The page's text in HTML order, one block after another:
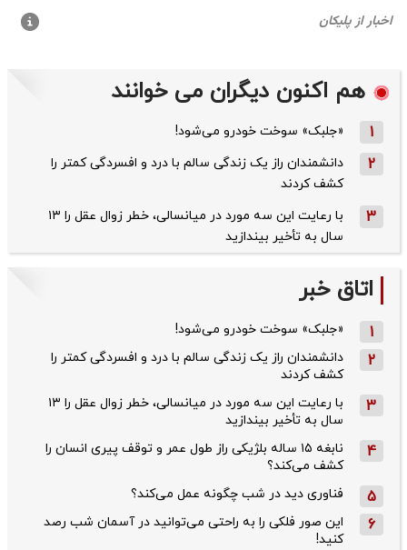
هم اکنون دیگران می خوانند
1 «جلبک» سوخت خودرو می‌شود!
2
دانشمندان راز یک زندگی سالم با درد و افسردگی کمتر را
کشف کردند
3
با رعایت این سه مورد در میانسالی، خطر زوال عقل را ۱۳
سال به تأخیر بیندازید
اتاق خبر
1 «جلبک» سوخت خودرو می‌شود!
2
دانشمندان راز یک زندگی سالم با درد و افسردگی کمتر را
کشف کردند
3
با رعایت این سه مورد در میانسالی، خطر زوال عقل را ۱۳
سال به تأخیر بیندازید
4
نابغه ۱۵ ساله بلژیکی راز طول عمر و توقف پیری انسان را
کشف می‌کند؟
5 فناوری دید در شب چگونه عمل می‌کند؟
6
این صور فلکی را به راحتی می‌توانید در آسمان شب رصد
کنید!